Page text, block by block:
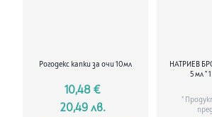
перорален разтвор
6. Съдържание на опаковката и
1. Какво представлява Вируксан® Форте
перорален разтвор и за какво се използва:
Рогодекс капки за очи 10мл
10,48 €
20,49 лв.
НАТРИЕВ
5 мл *
*